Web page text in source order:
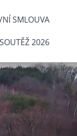
SMLOUVA
2026